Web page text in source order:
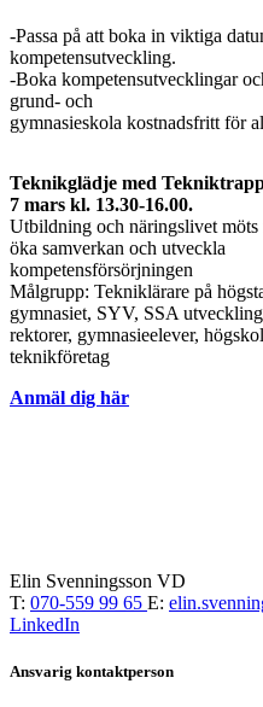
-Passa på att boka in viktiga
kompetensutveckling.
-Boka kompetensutvecklingar
grund- och
gymnasieskola kostnadsfritt för
Teknikglädje med
7 mars kl. 13.30-16.00.
Utbildning och näringslivet möts
öka samverkan och utveckla
kompetensförsörjningen
Målgrupp: Tekniklärare på
gymnasiet, SYV, SSA
rektorer, gymnasieelever,
teknikföretag
Anmäl dig här
Elin Svenningsson VD
T: 070-559 99 65 E:
LinkedIn
Ansvarig kontaktperson